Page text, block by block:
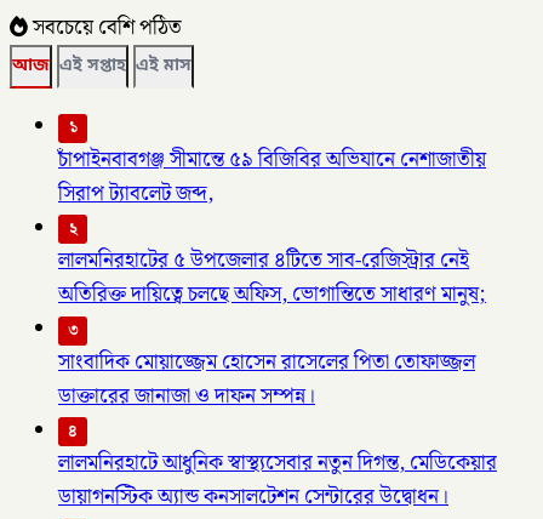
সবচেয়ে বেশি পঠিত
আজ এই সপ্তাহ এই মাস
১
চাঁপাইনবাবগঞ্জ সীমান্তে ৫৯ বিজিবির অভিযানে নেশাজাতীয়
সিরাপ ট্যাবলেট জব্দ,
২
লালমনিরহাটের ৫ উপজেলার ৪টিতে সাব-রেজিস্ট্রার নেই
অতিরিক্ত দায়িত্বে চলছে অফিস, ভোগান্তিতে সাধারণ মানুষ;
৩
সাংবাদিক মোয়াজ্জেম হোসেন রাসেলের পিতা তোফাজ্জল
ডাক্তারের জানাজা ও দাফন সম্পন্ন।
৪
লালমনিরহাটে আধুনিক স্বাস্থ্যসেবার নতুন দিগন্ত, মেডিকেয়ার
ডায়াগনস্টিক অ্যান্ড কনসালটেশন সেন্টারের উদ্বোধন।